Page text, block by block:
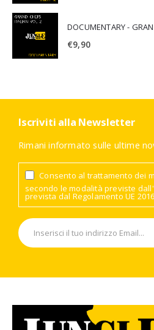
DOCUMENTARY -
€9,90
Iscriviti alla Newsletter
Rimani informato sulle ultime
Consento al trattamento dei
secondo le modalità previste dall'
prevista dal Regolamento UE